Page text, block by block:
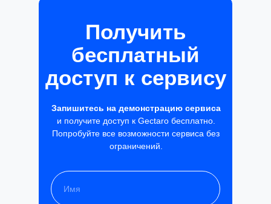
Получить
бесплатный
доступ к сервису
Запишитесь на демонстрацию сервиса
и получите доступ к Gectaro бесплатно.
Попробуйте все возможности сервиса без
ограничений.